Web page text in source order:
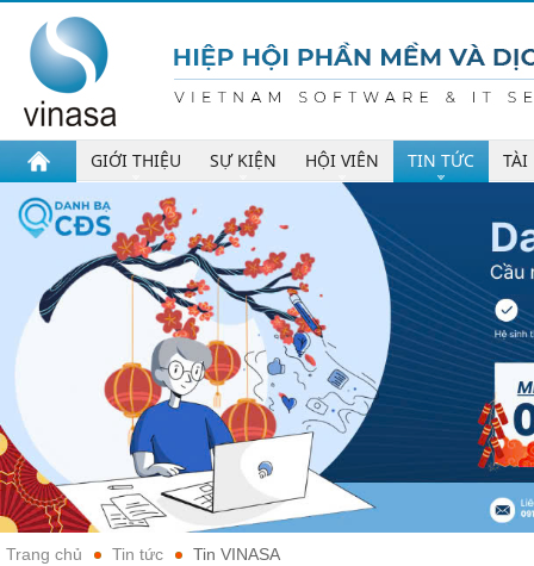
GIỚI THIỆU SỰ KIỆN HỘI VIÊN TIN TỨC TÀI
Trang chủ Tin tức Tin VINASA